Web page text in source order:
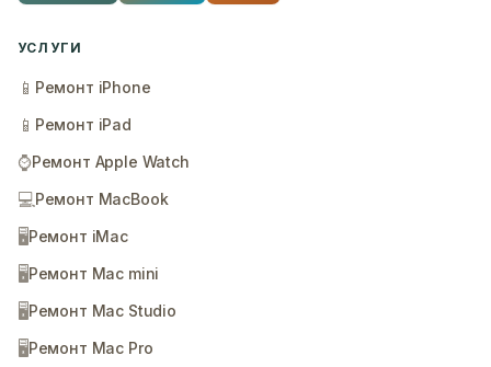
УСЛУГИ
📱 Ремонт iPhone
📱 Ремонт iPad
⌚Ремонт Apple Watch
💻Ремонт MacBook
🖥️Ремонт iMac
🖥️Ремонт Mac mini
🖥️Ремонт Mac Studio
🖥️Ремонт Mac Pro